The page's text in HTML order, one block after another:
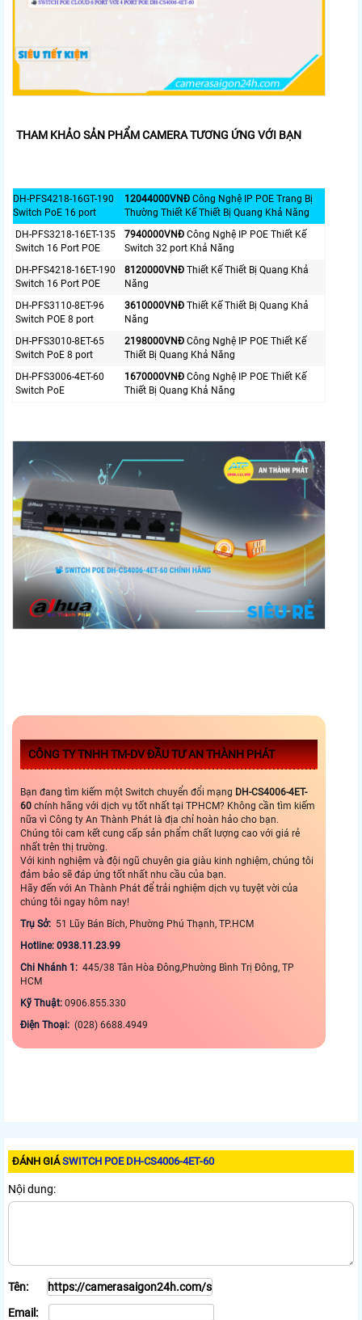
THAM KHẢO SẢN PHẨM CAMERA TƯƠNG ỨNG VỚI BẠN
DH-PFS4218-16GT-190
Switch PoE 16 port
12044000VNÐ Công Nghệ IP POE Trang Bị
Thường Thiết Kế Thiết Bị Quang Khả Năng
DH-PFS3218-16ET-135
Switch 16 Port POE
7940000VNÐ Công Nghệ IP POE Thiết Kế
Switch 32 port Khả Năng
DH-PFS4218-16ET-190
Switch 16 Port POE
8120000VNÐ Thiết Kế Thiết Bị Quang Khả
Năng
DH-PFS3110-8ET-96
Switch POE 8 port
3610000VNÐ Thiết Kế Thiết Bị Quang Khả
Năng
DH-PFS3010-8ET-65
Switch PoE 8 port
2198000VNÐ Công Nghệ IP POE Thiết Kế
Thiết Bị Quang Khả Năng
DH-PFS3006-4ET-60
Switch PoE
1670000VNÐ Công Nghệ IP POE Thiết Kế
Thiết Bị Quang Khả Năng
CÔNG TY TNHH TM-DV ĐẦU TƯ AN THÀNH PHÁT
Bạn đang tìm kiếm một Switch chuyển đổi mạng DH-CS4006-4ET-
60 chính hãng với dịch vụ tốt nhất tại TPHCM? Không cần tìm kiếm
nữa vì Công ty An Thành Phát là địa chỉ hoàn hảo cho bạn.
Chúng tôi cam kết cung cấp sản phẩm chất lượng cao với giá rẻ
nhất trên thị trường.
Với kinh nghiệm và đội ngũ chuyên gia giàu kinh nghiệm, chúng tôi
đảm bảo sẽ đáp ứng tốt nhất nhu cầu của bạn.
Hãy đến với An Thành Phát để trải nghiệm dịch vụ tuyệt vời của
chúng tôi ngay hôm nay!
Trụ Sở: 51 Lũy Bán Bích, Phường Phú Thạnh, TP.HCM
Hotline: 0938.11.23.99
Chi Nhánh 1: 445/38 Tân Hòa Đông,Phường Bình Trị Đông, TP
HCM
Kỹ Thuật: 0906.855.330
Điện Thoại: (028) 6688.4949
ĐÁNH GIÁSWITCH POE DH-CS4006-4ET-60
Nội dung:
Tên:
Email: